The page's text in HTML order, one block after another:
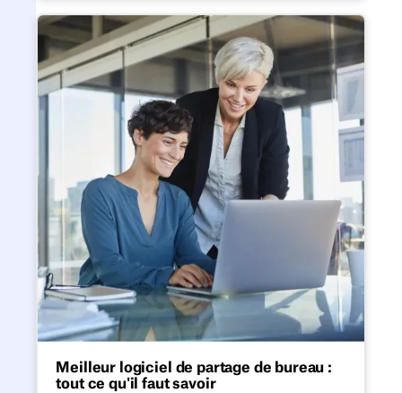
Meilleur logiciel de partage
Meilleur logiciel de partage de bureau :
tout ce qu'il faut savoir